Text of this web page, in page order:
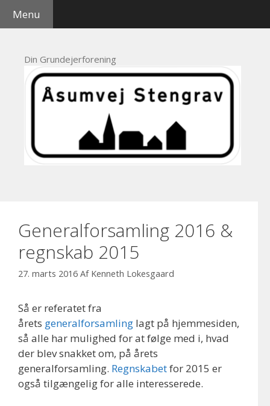
Menu
Din Grundejerforening
Generalforsamling 2016 &
regnskab 2015
27. marts 2016 Af Kenneth Lokesgaard
Så er referatet fra
årets generalforsamling lagt på hjemmesiden,
så alle har mulighed for at følge med i, hvad
der blev snakket om, på årets
generalforsamling. Regnskabetfor 2015 er
også tilgængelig for alle interesserede.